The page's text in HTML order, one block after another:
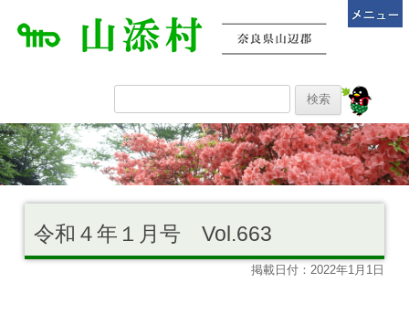
令和４年１月号 Vol.663
掲載日付：2022年1月1日